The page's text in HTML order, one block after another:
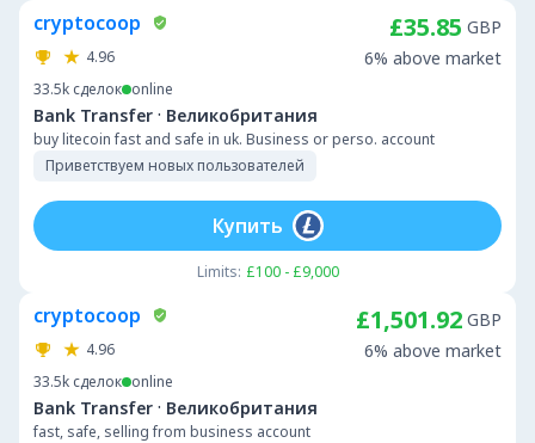
cryptocoop
4.96
33.5k сделок online
Bank Transfer · Великобритания
buy litecoin fast and safe in uk. Business or perso. account
Приветствуем новых пользователей
£35.85 GBP
6% above market
Limits: £100 - £9,000
Купить
cryptocoop
4.96
33.5k сделок online
Bank Transfer · Великобритания
fast, safe, selling from business account
£1,501.92 GBP
6% above market